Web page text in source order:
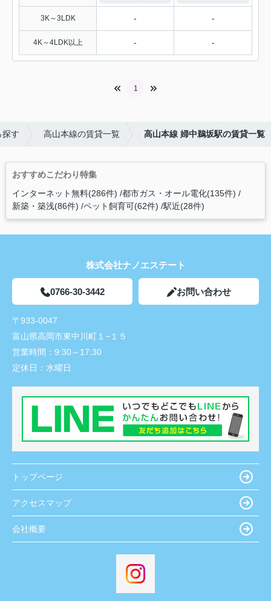
3K～3LDK - -
4K～4LDK以上 - -
1
探す 高山本線の賃貸一覧 高山本線 婦中鵜坂駅の賃貸一覧
おすすめこだわり特集
インターネット無料(286件) 都市ガス・オール電化(135件)
新築・築浅(86件) ペット飼育可(62件) 駅近(28件)
株式会社ナノエステート
0766-30-3442 お問い合わせ
〒933-0047
富山県高岡市東中川町１−１５
営業時間： 9:30～17:30
定休日： 水曜日
トップページ
アクセスマップ
会社概要